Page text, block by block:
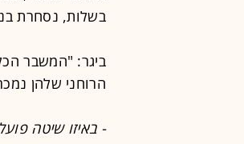
בשלות, נסחרת בנאסד"ק
ביגר: "המשבר
הרוחני שלהן
- באיזו שיטה